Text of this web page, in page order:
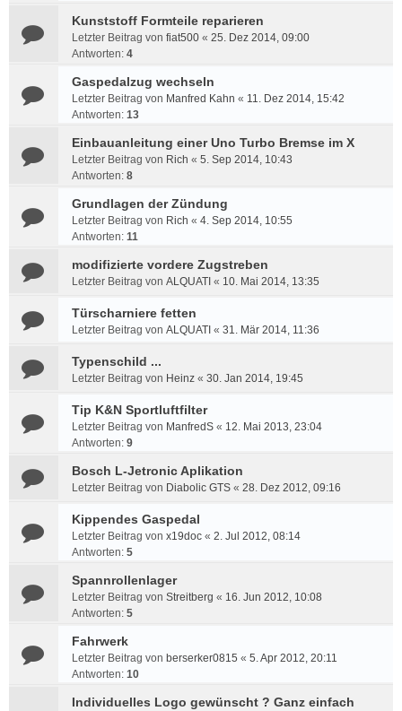
Kunststoff Formteile reparieren
Letzter Beitrag von fiat500 « 25. Dez 2014, 09:00
Antworten: 4
Gaspedalzug wechseln
Letzter Beitrag von Manfred Kahn « 11. Dez 2014, 15:42
Antworten: 13
Einbauanleitung einer Uno Turbo Bremse im X
Letzter Beitrag von Rich « 5. Sep 2014, 10:43
Antworten: 8
Grundlagen der Zündung
Letzter Beitrag von Rich « 4. Sep 2014, 10:55
Antworten: 11
modifizierte vordere Zugstreben
Letzter Beitrag von ALQUATI « 10. Mai 2014, 13:35
Türscharniere fetten
Letzter Beitrag von ALQUATI « 31. Mär 2014, 11:36
Typenschild ...
Letzter Beitrag von Heinz « 30. Jan 2014, 19:45
Tip K&N Sportluftfilter
Letzter Beitrag von ManfredS « 12. Mai 2013, 23:04
Antworten: 9
Bosch L-Jetronic Aplikation
Letzter Beitrag von Diabolic GTS « 28. Dez 2012, 09:16
Kippendes Gaspedal
Letzter Beitrag von x19doc « 2. Jul 2012, 08:14
Antworten: 5
Spannrollenlager
Letzter Beitrag von Streitberg « 16. Jun 2012, 10:08
Antworten: 5
Fahrwerk
Letzter Beitrag von berserker0815 « 5. Apr 2012, 20:11
Antworten: 10
Individuelles Logo gewünscht ? Ganz einfach